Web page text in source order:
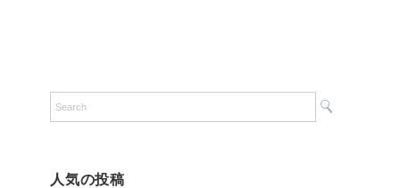
人気の投稿